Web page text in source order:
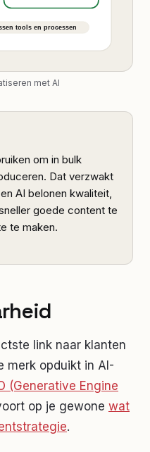
met AI
om in bulk
Dat verzwakt
AI belonen kwaliteit,
goede content te
te maken.
link naar klanten
merk opduikt in AI-
(Generative Engine
op je gewone wat
.